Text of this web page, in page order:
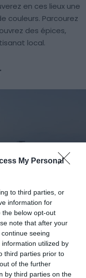
My Personal
to third parties, or
information for
the below opt-out
note that after your
seeing
utilized by
third parties prior to
of the further
by third parties on the
en ces lieux une
couleurs. Parcourez
des épices,
local.
: Shutterstock / Azedine
longeant la
vous promener
meilleur moment